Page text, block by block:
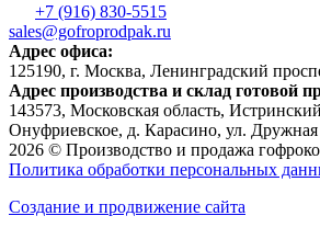
+7 (916) 830-5515
sales@gofroprodpak.ru
Адрес офиса:
125190, г. Москва, Ленинградский
Адрес производства и склад готовой
143573, Московская область,
Онуфриевское, д. Карасино, ул. Дружная
2026 © Производство и продажа
Политика обработки персональных
Создание и продвижение сайта